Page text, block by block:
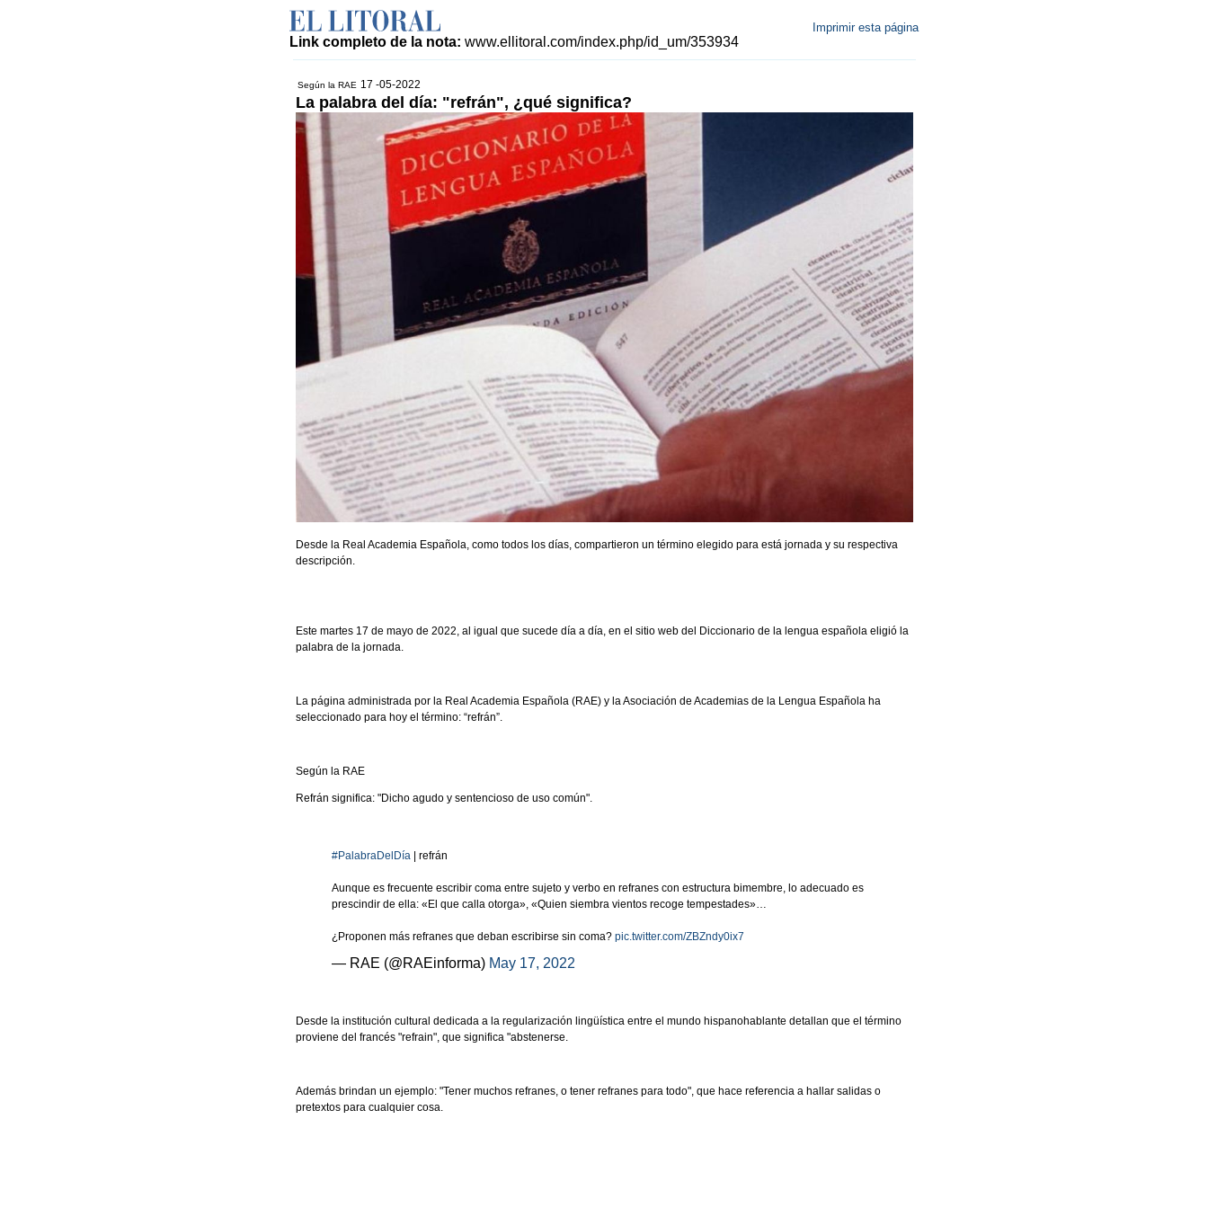
Imprimir esta página
Link completo de la nota: www.ellitoral.com/index.php/id_um/353934
Según la RAE 17 -05-2022
La palabra del día: "refrán", ¿qué significa?
Desde la Real Academia Española, como todos los días, compartieron un término elegido para está jornada y su respectiva
descripción.
Este martes 17 de mayo de 2022, al igual que sucede día a día, en el sitio web del Diccionario de la lengua española eligió la
palabra de la jornada.
La página administrada por la Real Academia Española (RAE) y la Asociación de Academias de la Lengua Española ha
seleccionado para hoy el término: “refrán”.
Según la RAE
Refrán significa: "Dicho agudo y sentencioso de uso común".
#PalabraDelDía| refrán
Aunque es frecuente escribir coma entre sujeto y verbo en refranes con estructura bimembre, lo adecuado es
prescindir de ella: «El que calla otorga», «Quien siembra vientos recoge tempestades»…
¿Proponen más refranes que deban escribirse sin coma? pic.twitter.com/ZBZndy0ix7
— RAE (@RAEinforma) May 17, 2022
Desde la institución cultural dedicada a la regularización lingüística entre el mundo hispanohablante detallan que el término
proviene del francés "refrain", que significa "abstenerse.
Además brindan un ejemplo: "Tener muchos refranes, o tener refranes para todo", que hace referencia a hallar salidas o
pretextos para cualquier cosa.